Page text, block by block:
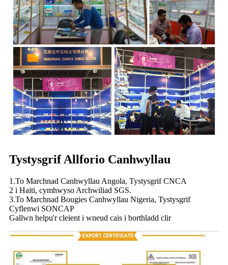
Tystysgrif Allforio Canhwyllau
1.To Marchnad Canhwyllau Angola, Tystysgrif CNCA
2 i Haiti, cymhwyso Archwiliad SGS.
3.To Marchnad Bougies Canhwyllau Nigeria, Tystysgrif
Cyflenwi SONCAP
Gallwn helpu'r cleient i wneud cais i borthladd clir